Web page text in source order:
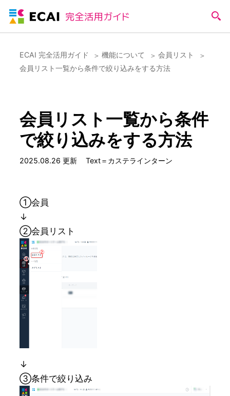
ECAI 完全活用ガイド 機能について
会員リスト
会員リスト一覧から条件で絞り込みをする方法
会員リスト一覧から条件
で絞り込みをする方法
2025.08.26 更新 Text＝カステラインターン
①会員
↓
②会員リスト
↓
③条件で絞り込み